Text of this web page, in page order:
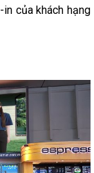
của khách hạng